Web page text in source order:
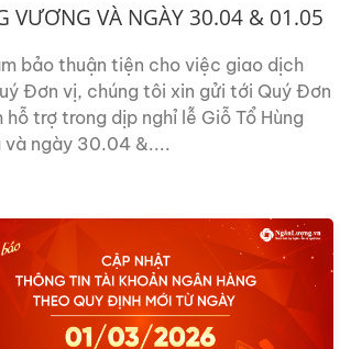
VƯƠNG VÀ NGÀY 30.04 & 01.05
bảo thuận tiện cho việc giao dịch
Đơn vị, chúng tôi xin gửi tới Quý Đơn
hỗ trợ trong dịp nghỉ lễ Giỗ Tổ Hùng
và ngày 30.04 &....